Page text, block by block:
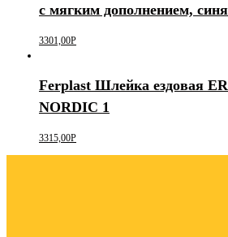
с мягким дополнением,
3301,00Р
Ferplast Шлейка ездовая
NORDIC 1
3315,00Р